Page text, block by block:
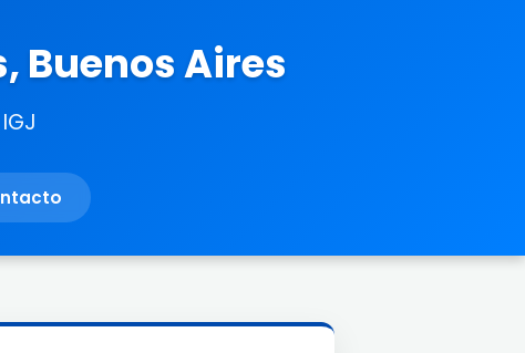
Buenos Aires